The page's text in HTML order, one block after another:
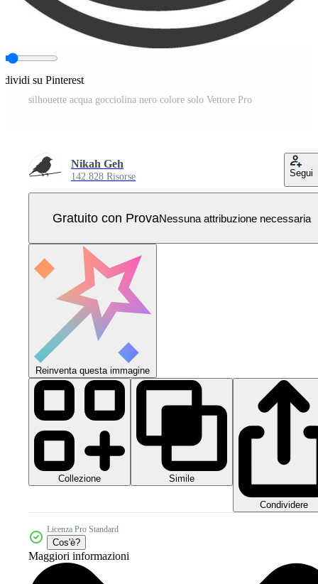
su Pinterest
silhouette acqua gocciolina nero colore solo Vettore Pro
Nikah Geh
142.828 Risorse Segui
Gratuito con ProvaNessuna attribuzione necessaria
Reinventa questa immagine
Collezione Simile
Condividere
Licenza Pro Standard
Cos'è?
Maggiori informazioni